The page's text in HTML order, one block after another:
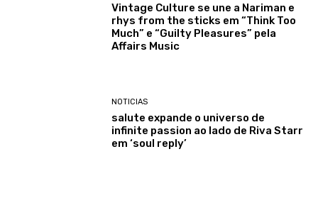
Vintage Culture se une a Nariman e
rhys from the sticks em “Think Too
Much” e “Guilty Pleasures” pela
Affairs Music
NOTICIAS
salute expande o universo de
infinite passion ao lado de Riva Starr
em ‘soul reply’